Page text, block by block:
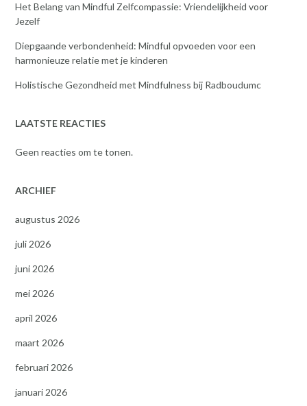
Het Belang van Mindful Zelfcompassie: Vriendelijkheid voor
Jezelf
Diepgaande verbondenheid: Mindful opvoeden voor een
harmonieuze relatie met je kinderen
Holistische Gezondheid met Mindfulness bij Radboudumc
LAATSTE REACTIES
Geen reacties om te tonen.
ARCHIEF
augustus 2026
juli 2026
juni 2026
mei 2026
april 2026
maart 2026
februari 2026
januari 2026